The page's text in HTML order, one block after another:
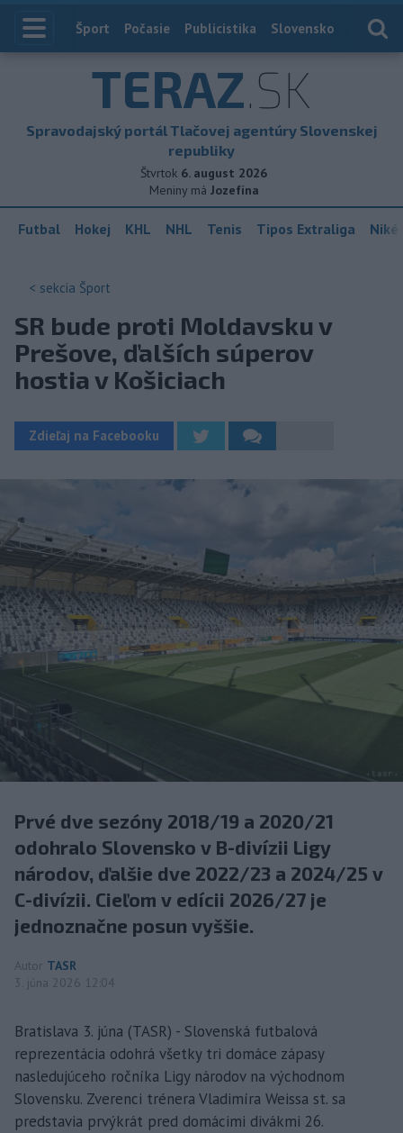
Index
Šport Počasie Publicistika Slovensko
TERAZ.SK
Spravodajský portál Tlačovej agentúry Slovenskej
republiky
Štvrtok 6. august 2026
Meniny má Jozefína
Futbal Hokej KHL NHL Tenis Tipos Extraliga
< sekcia Šport
SR bude proti Moldavsku v
Prešove, ďalších súperov
hostia v Košiciach
Zdieľaj na Facebooku
Prvé dve sezóny 2018/19 a 2020/21
odohralo Slovensko v B-divízii Ligy
národov, ďalšie dve 2022/23 a 2024/25 v
C-divízii. Cieľom v edícii 2026/27 je
jednoznačne posun vyššie.
Autor TASR
3. júna 2026 12:04
Bratislava 3. júna (TASR) - Slovenská futbalová
reprezentácia odohrá všetky tri domáce zápasy
nasledujúceho ročníka Ligy národov na východnom
Slovensku. Zverenci trénera Vladimíra Weissa st. sa
predstavia prvýkrát pred domácimi divákmi 26.